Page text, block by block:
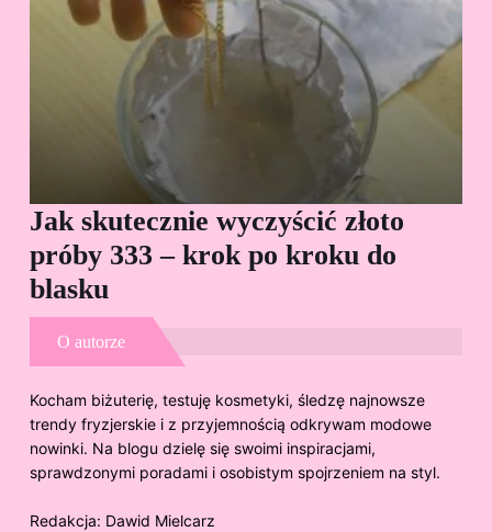
Jak skutecznie wyczyścić złoto
próby 333 – krok po kroku do
blasku
O autorze
Kocham biżuterię, testuję kosmetyki, śledzę najnowsze
trendy fryzjerskie i z przyjemnością odkrywam modowe
nowinki. Na blogu dzielę się swoimi inspiracjami,
sprawdzonymi poradami i osobistym spojrzeniem na styl.
Redakcja: Dawid Mielcarz